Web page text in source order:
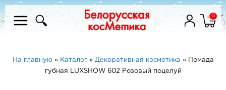
0
На главную» Каталог» Декоративная косметика »
Помада
губная LUXSHOW 602 Розовый поцелуй